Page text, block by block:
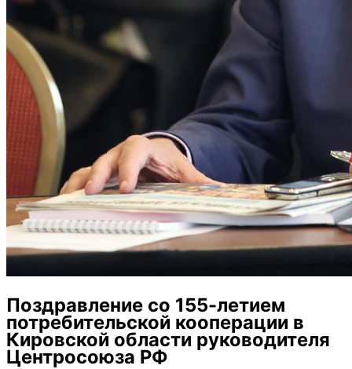
Поздравление со 155-летием
потребительской кооперации в
Кировской области руководителя
Центросоюза РФ